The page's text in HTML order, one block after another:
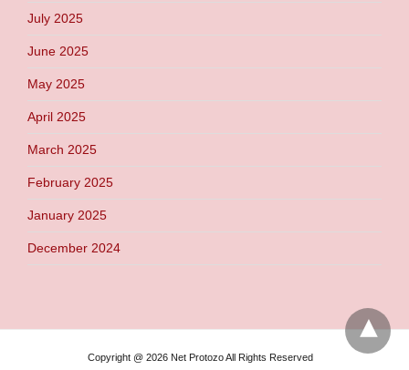
July 2025
June 2025
May 2025
April 2025
March 2025
February 2025
January 2025
December 2024
Copyright @ 2026 Net Protozo All Rights Reserved